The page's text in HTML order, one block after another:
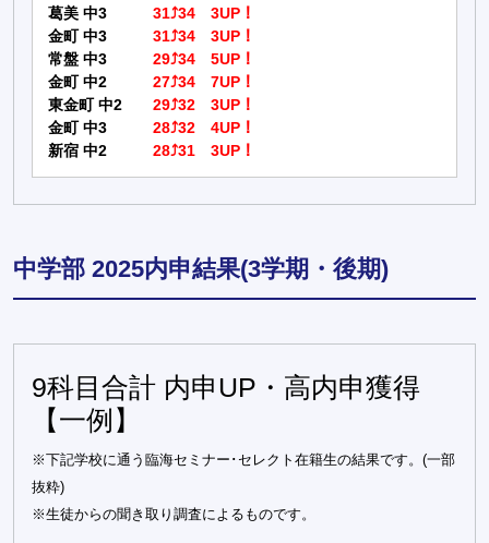
葛美 中3
31⤴34 3UP！
金町 中3
31⤴34 3UP！
常盤 中3
29⤴34 5UP！
金町 中2
27⤴34 7UP！
東金町 中2
29⤴32 3UP！
金町 中3
28⤴32 4UP！
新宿 中2
28⤴31 3UP！
中学部 2025内申結果(3学期・後期)
9科目合計 内申UP・高内申獲得
【一例】
※下記学校に通う臨海セミナー･セレクト在籍生の結果です。(一部
抜粋)
※生徒からの聞き取り調査によるものです。